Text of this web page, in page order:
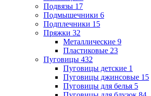
Подвязы 17
Подмышечники 6
Подплечники 15
Пряжки 32
Металлические 9
Пластиковые 23
Пуговицы 432
Пуговицы детские 1
Пуговицы джинсовые 15
Пуговицы для белья 5